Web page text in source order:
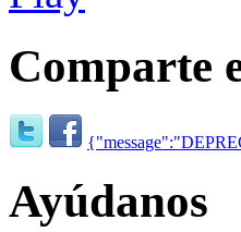
Comparte
Ayúdanos